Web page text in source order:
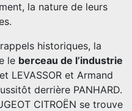
la nature de leurs
historiques, la
le berceau de l’industrie
LEVASSOR et Armand
derrière PANHARD.
CITROËN se trouve